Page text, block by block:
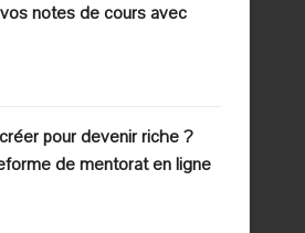
notes de cours avec
pour devenir riche ?
de mentorat en ligne